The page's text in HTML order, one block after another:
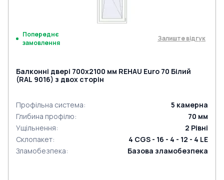
Попереднє
замовлення
Залиште відгук
Балконні двері 700x2100 мм REHAU Euro 70 Білий
(RAL 9016) з двох сторін
Профільна система: 5 камерна
Глибина профілю: 70 мм
Ущільнення: 2 Рівні
Склопакет:
4 CGS - 16 - 4 - 12 - 4 LE
Зламобезпека: Базова зламобезпека